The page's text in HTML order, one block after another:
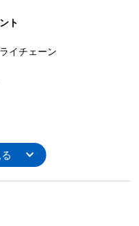
ト
イチェーン
活動